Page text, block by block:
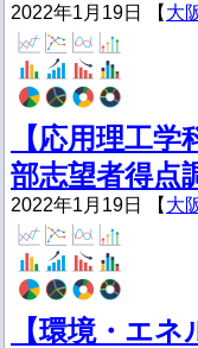
2022年1月19日 【 大
【応用理工
部志望者得点
2022年1月19日 【 大
【環境・エ